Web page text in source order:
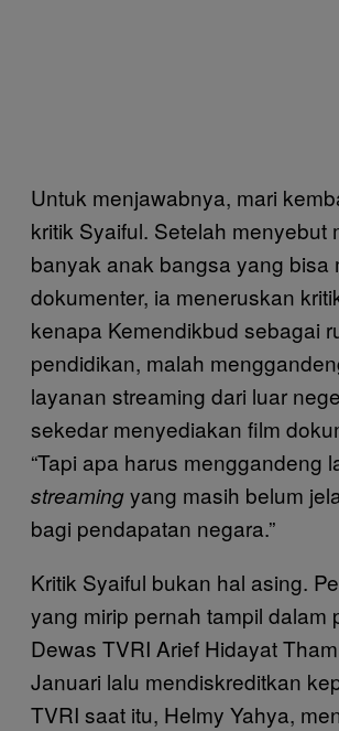
Untuk menjawabnya, mari
kritik Syaiful. Setelah menyebut
banyak anak bangsa yang bisa
dokumenter, ia meneruskan
kenapa Kemendikbud sebagai
pendidikan, malah
layanan streaming dari luar
sekedar menyediakan film
“Tapi apa harus menggandeng
streamingyang masih belum
bagi pendapatan negara.”
Kritik Syaiful bukan hal asing.
yang mirip pernah tampil dalam
Dewas TVRI Arief Hidayat
Januari lalu mendiskreditkan
TVRI saat itu, Helmy Yahya,